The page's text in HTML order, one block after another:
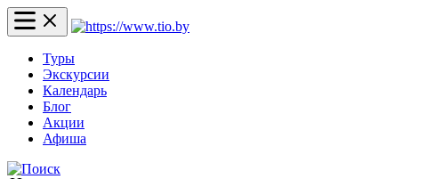
Туры
Экскурсии
Календарь
Блог
Акции
Афиша